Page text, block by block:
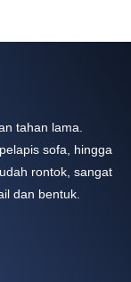
tahan lama.
sofa, hingga
rontok, sangat
dan bentuk.